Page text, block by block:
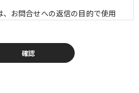
、お問合せへの返信の目的で使用
長となります。
第三者へ提供することはありませ